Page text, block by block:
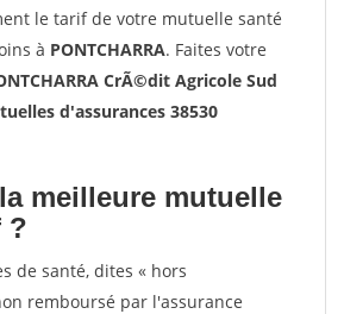
le tarif de votre mutuelle santé
à PONTCHARRA. Faites votre
CrÃ©dit Agricole Sud
d'assurances 38530
meilleure mutuelle
?
de santé, dites « hors
remboursé par l'assurance